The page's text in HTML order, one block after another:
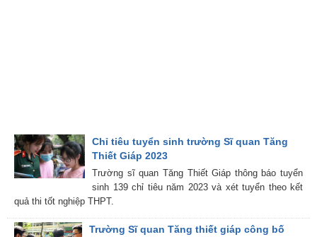
Chỉ tiêu tuyển sinh trường Sĩ quan Tăng
Thiết Giáp 2023
Trường sĩ quan Tăng Thiết Giáp thông báo tuyển
sinh 139 chỉ tiêu năm 2023 và xét tuyển theo kết
quả thi tốt nghiệp THPT.
Trường Sĩ quan Tăng thiết giáp công bố